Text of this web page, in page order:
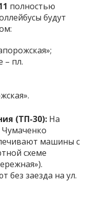
полностью
будут
– пл.
(ТП-30): На
Чумаченко
машины с
схеме
без заезда на ул.